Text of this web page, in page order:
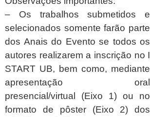
– Os trabalhos submetidos e
selecionados somente farão parte
dos Anais do Evento se todos os
autores realizarem a inscrição no I
START UB, bem como, mediante
apresentação oral
presencial/virtual (Eixo 1) ou no
formato de pôster (Eixo 2) dos